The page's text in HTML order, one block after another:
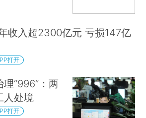
收入超2300亿元 亏损147亿
打开
“996”：两
人处境
打开